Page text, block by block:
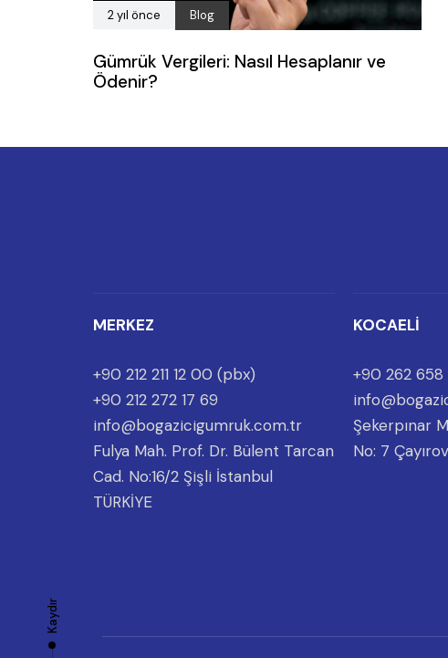
Kaydır
2 yıl önce Blog
Gümrük Vergileri: Nasıl Hesaplanır ve
Ödenir?
MERKEZ
+90 212 211 12 00 (pbx)
+90 212 272 17 69
info@bogazicigumruk.com.tr
Fulya Mah. Prof. Dr. Bülent Tarcan
Cad. No:16/2 Şişli İstanbul
TÜRKİYE
KOCAELİ
+90 262 658
Şekerpınar
No: 7